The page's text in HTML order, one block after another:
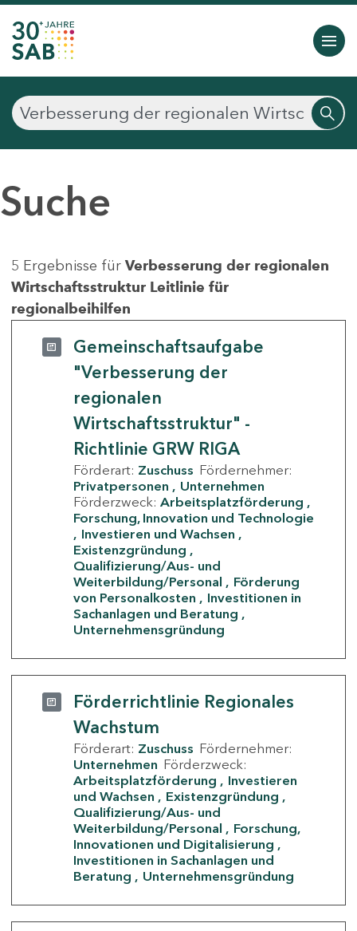
Suche
5 Ergebnisse für Verbesserung der regionalen
Wirtschaftsstruktur Leitlinie für
regionalbeihilfen
Gemeinschaftsaufgabe
"Verbesserung der
regionalen
Wirtschaftsstruktur" -
Richtlinie GRW RIGA
Förderart: Zuschuss Fördernehmer:
Privatpersonen
Unternehmen
Förderzweck: Arbeitsplatzförderung
Forschung, Innovation und Technologie
Investieren und Wachsen
Existenzgründung
Qualifizierung/Aus- und
Weiterbildung/Personal
Förderung
von Personalkosten
Investitionen in
Sachanlagen und Beratung
Unternehmensgründung
Förderrichtlinie Regionales
Wachstum
Förderart: Zuschuss Fördernehmer:
Unternehmen Förderzweck:
Arbeitsplatzförderung
Investieren
und Wachsen
Existenzgründung
Qualifizierung/Aus- und
Weiterbildung/Personal
Forschung,
Innovationen und Digitalisierung
Investitionen in Sachanlagen und
Beratung
Unternehmensgründung